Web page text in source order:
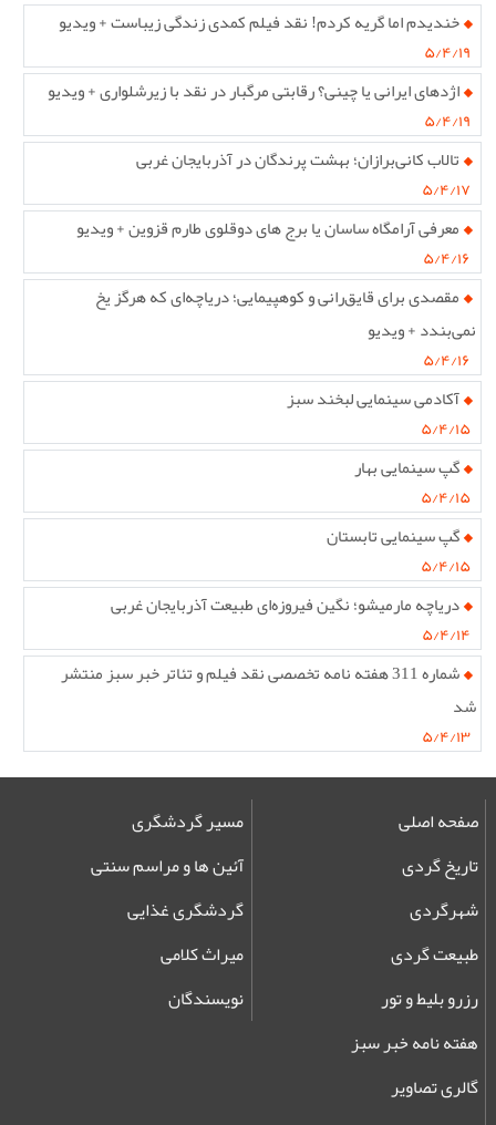
خندیدم اما گریه کردم! نقد فیلم کمدی زندگی زیباست + ویدیو
۵/۴/۱۹
اژدهای ایرانی یا چینی؟ رقابتی مرگبار در نقد با زیرشلواری + ویدیو
۵/۴/۱۹
تالاب کانی‌برازان؛ بهشت پرندگان در آذربایجان غربی
۵/۴/۱۷
معرفی آرامگاه ساسان یا برج های دوقلوی طارم قزوین + ویدیو
۵/۴/۱۶
مقصدی برای قایق‌رانی و کوهپیمایی؛ دریاچه‌ای که هرگز یخ
نمی‌بندد + ویدیو
۵/۴/۱۶
آکادمی سینمایی لبخند سبز
۵/۴/۱۵
گپ سینمایی بهار
۵/۴/۱۵
گپ سینمایی تابستان
۵/۴/۱۵
دریاچه مارمیشو؛ نگین فیروزه‌ای طبیعت آذربایجان غربی
۵/۴/۱۴
شماره 311 هفته نامه تخصصی نقد فیلم و تئاتر خبر سبز منتشر
شد
۵/۴/۱۳
صفحه اصلی
تاریخ گردی
شهرگردی
طبیعت گردی
مسیر گردشگری
آئین ها و مراسم سنتی
گردشگری غذایی
میراث کلامی
رزرو بلیط و تور
هفته نامه خبر سبز
گالری تصاویر
نویسندگان